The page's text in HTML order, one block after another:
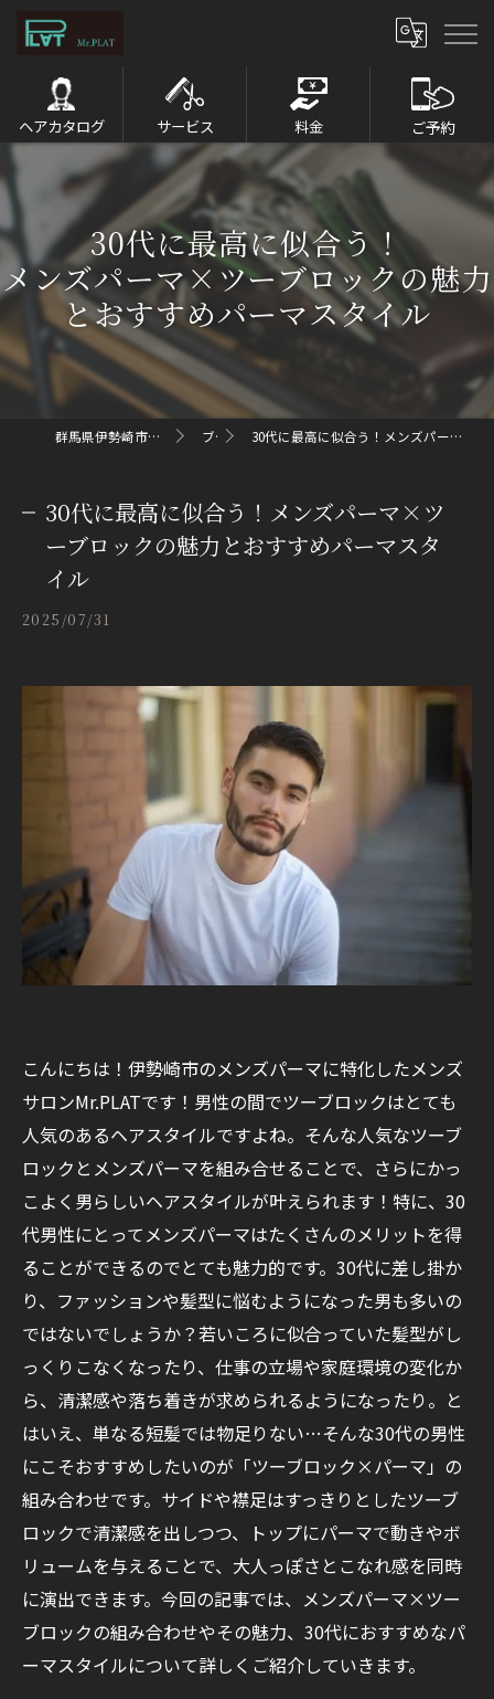
ヘアカタログ サービス 料金 ご予約
30代に最高に似合う！
メンズパーマ×ツーブロックの魅力
とおすすめパーマスタイル
群馬県伊勢崎市のメンズパーマならMr.PLAT ブログ 30代に最高に似合う！メンズパーマ×ツーブロックの魅力とおすすめパーマスタイル
30代に最高に似合う！メンズパーマ×ツ
ーブロックの魅力とおすすめパーマスタ
イル
2025/07/31
こんにちは！伊勢崎市のメンズパーマに特化したメンズ
サロンMr.PLATです！男性の間でツーブロックはとても
人気のあるヘアスタイルですよね。そんな人気なツーブ
ロックとメンズパーマを組み合せることで、さらにかっ
こよく男らしいヘアスタイルが叶えられます！特に、30
代男性にとってメンズパーマはたくさんのメリットを得
ることができるのでとても魅力的です。30代に差し掛か
り、ファッションや髪型に悩むようになった男も多いの
ではないでしょうか？若いころに似合っていた髪型がし
っくりこなくなったり、仕事の立場や家庭環境の変化か
ら、清潔感や落ち着きが求められるようになったり。と
はいえ、単なる短髪では物足りない…そんな30代の男性
にこそおすすめしたいのが「ツーブロック×パーマ」の
組み合わせです。サイドや襟足はすっきりとしたツーブ
ロックで清潔感を出しつつ、トップにパーマで動きやボ
リュームを与えることで、大人っぽさとこなれ感を同時
に演出できます。今回の記事では、メンズパーマ×ツー
ブロックの組み合わせやその魅力、30代におすすめなパ
ーマスタイルについて詳しくご紹介していきます。